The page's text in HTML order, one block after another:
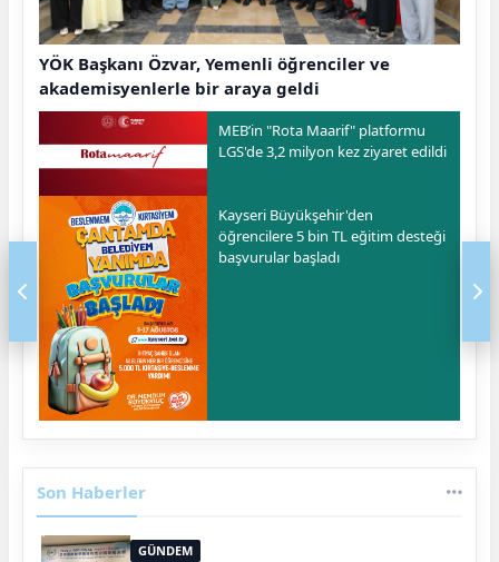
YÖK Başkanı Özvar, Yemenli öğrenciler ve
akademisyenlerle bir araya geldi
MEB’in "Rota Maarif" platformu
LGS'de 3,2 milyon kez ziyaret edildi
Kayseri Büyükşehir'den
öğrencilere 5 bin TL eğitim desteği
başvurular başladı
Son Haberler
GÜNDEM